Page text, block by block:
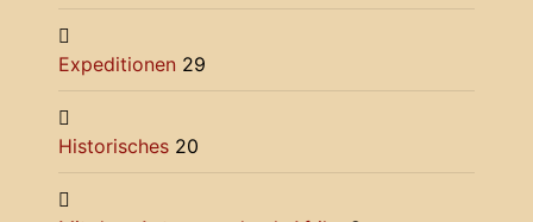
Expeditionen 29
Historisches 20